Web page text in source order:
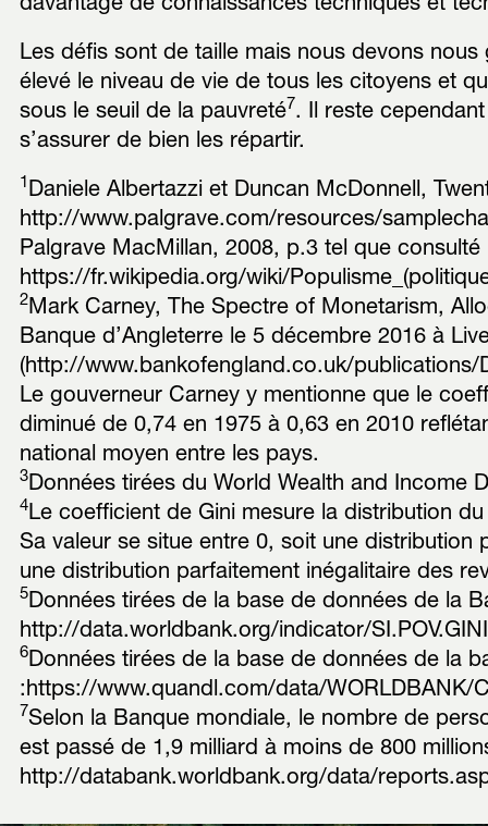
davantage de connaissances techniques et
Les défis sont de taille mais nous devons
élevé le niveau de vie de tous les citoyens et
sous le seuil de la pauvreté7. Il reste
s’assurer de bien les répartir.
1 Daniele Albertazzi et Duncan McDonnell,
http://www.palgrave.com/resources/
Palgrave MacMillan, 2008, p.3 tel que
https://fr.wikipedia.org/wiki/
2Mark Carney, The Spectre of Monetarism,
Banque d’Angleterre le 5 décembre 2016 à
(http://www.bankofengland.co.uk/
Le gouverneur Carney y mentionne que le
diminué de 0,74 en 1975 à 0,63 en 2010
national moyen entre les pays.
3Données tirées du World Wealth and Income
4Le coefficient de Gini mesure la distribution
Sa valeur se situe entre 0, soit une distribution
une distribution parfaitement inégalitaire des
5Données tirées de la base de données de la
http://data.worldbank.org/indicator/
6Données tirées de la base de données de la
:https://www.quandl.com/data/WORLDBANK/
7Selon la Banque mondiale, le nombre de
est passé de 1,9 milliard à moins de 800
http://databank.worldbank.org/data/